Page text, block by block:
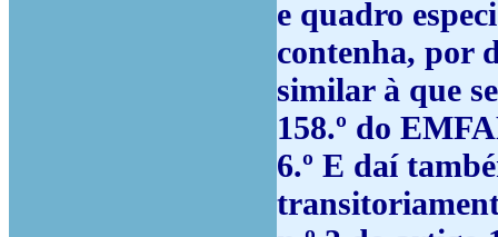
e quadro
contenha, por
similar à que
158.º do
6.º E daí